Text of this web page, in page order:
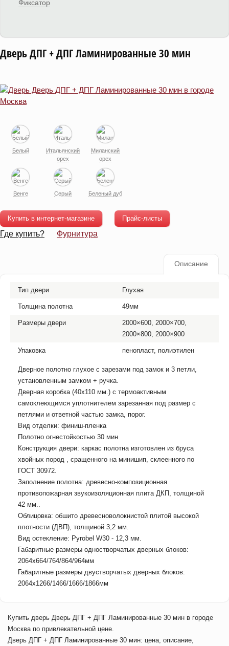
Фиксатор
Дверь ДПГ + ДПГ Ламинированные 30 мин
Белый
Итальянский
орех
Миланский
орех
Венге Серый Беленый дуб
Купить в интернет-магазине Прайс-листы
Где купить? Фурнитура
Описание
Тип двери Глухая
Толщина полотна 49мм
Размеры двери
2000×600, 2000×700,
2000×800, 2000×900
Упаковка пенопласт, полиэтилен
Дверное полотно глухое с зарезами под замок и 3 петли,
установленным замком + ручка.
Дверная коробка (40х110 мм.) с термоактивным
самоклеющимся уплотнителем зарезанная под размер с
петлями и ответной частью замка, порог.
Вид отделки: финиш-пленка
Полотно огнестойкостью 30 мин
Конструкция двери: каркас полотна изготовлен из бруса
хвойных пород , сращенного на минишип, склеенного по
ГОСТ 30972.
Заполнение полотна: древесно-композиционная
противопожарная звукоизоляционная плита ДКП, толщиной
42 мм..
Облицовка: обшито древесноволокнистой плитой высокой
плотности (ДВП), толщиной 3,2 мм.
Вид остекление: Pyrobel W30 - 12,3 мм.
Габаритные размеры одностворчатых дверных блоков:
2064х664/764/864/964мм
Габаритные размеры двустворчатых дверных блоков:
2064х1266/1466/1666/1866мм
Купить дверь Дверь ДПГ + ДПГ Ламинированные 30 мин в городе
Москва по привлекательной цене.
Дверь ДПГ + ДПГ Ламинированные 30 мин: цена, описание,